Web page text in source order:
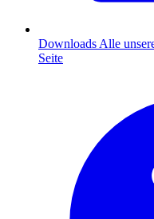
Downloads Alle
Seite